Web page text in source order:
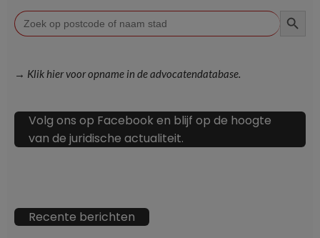
Zoek
naar:
→ Klik hier voor opname in de advocatendatabase.
Volg ons op Facebook en blijf op de hoogte
van de juridische actualiteit.
Recente berichten